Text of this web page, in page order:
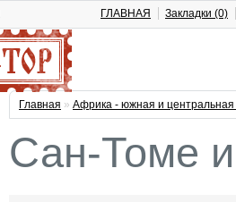
ГЛАВНАЯ Закладки (0)
Главная » Африка - южная и центральная
Сан-Томе